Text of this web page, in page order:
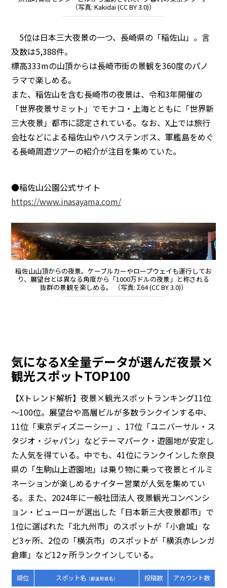
（写真: Kakidai (CC BY 3.0)）
5位は日本三大夜景の一つ、長崎県の「稲佐山」。言
及数は5,388件。
標高333mの山頂からは長崎市街の景観を360度のパノ
ラマで楽しめる。
また、稲佐山を含む長崎市の夜景は、令和3年開催の
「世界夜景サミット」でモナコ・上海とともに「世界新
三大夜景」都市に認定されている。なお、X上では旅行
会社などによる稲佐山やハウステンボス、軍艦島をめぐ
る長崎周遊ツアーの紹介が注目を集めていた。
●稲佐山公園公式サイト
https://www.inasayama.com/
稲佐山山頂からの夜景。ケーブルカーやロープウェイも運行してお
り、展望台とは異なる角度から「1000万ドルの夜景」と称される
抜群の景観を楽しめる。 （写真: Σ64 (CC BY 3.0)）
気になるX全量データが選んだ夜景×
観光スポットTOP100
【Xトレンド解析】夜景×観光スポットランキング11位
～100位。展望台や高層ビルが多数ランクインする中、
11位「東京ディズニーシー」、17位「ユニバーサル・ス
タジオ・ジャパン」などテーマパーク・遊園地が安定し
た人気を得ている。中でも、41位にランクインした奈良
県の「生駒山上遊園地」は乗り物に乗って夜景とイルミ
ネーションが楽しめるナイター営業が人気を集めてい
る。また、2024年に一般社団法人 夜景観光コンベンシ
ョン・ビューローが選出した「日本新三大夜景都市」で
1位に選ばれた「北九州市」のスポットが「小倉城」な
ど3ヶ所、2位の「横浜市」のスポットが「横浜赤レンガ
倉庫」など12ヶ所ランクインしている。
順位 スポット名（都道府県名） 投稿数 アカウント数